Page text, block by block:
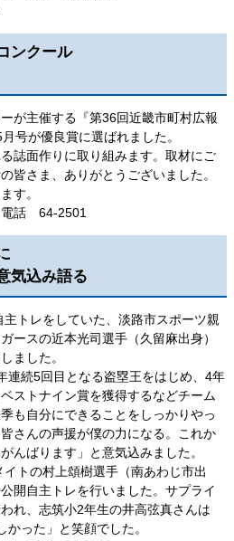
ンクール
が主催する『第36回近畿市町村広報
号が優良賞に選ばれました。
誌面作りに取り組みます。取材にご
皆さま、ありがとうございました。
す。
話 64-2501
気込み語る
トレをしていた、淡路市スポーツ親
ースの近本光司選手（久留麻出身）
ました。
連続5回目となる盗塁王をはじめ、4年
ストナイン賞を獲得するなどチーム
も自分にできることをしっかりやっ
さんの声援が僕の力になる。これか
んばります」と意気込みました。
トの村上頌樹選手（南あわじ市出
開自主トレを行いました。サプライ
れ、志筑小2年生の井高弦真さんは
かった」と笑顔でした。